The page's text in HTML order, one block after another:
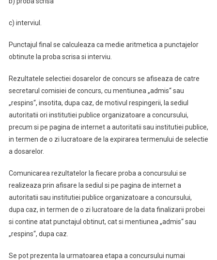
c) interviul.
Punctajul final se calculeaza ca medie aritmetica a punctajelor
obtinute la proba scrisa si interviu.
Rezultatele selectiei dosarelor de concurs se afiseaza de catre
secretarul comisiei de concurs, cu mentiunea „admis“ sau
„respins“, insotita, dupa caz, de motivul respingerii, la sediul
autoritatii ori institutiei publice organizatoare a concursului,
precum si pe pagina de internet a autoritatii sau institutiei publice,
in termen de o zi lucratoare de la expirarea termenului de selectie
a dosarelor.
Comunicarea rezultatelor la fiecare proba a concursului se
realizeaza prin afisare la sediul si pe pagina de internet a
autoritatii sau institutiei publice organizatoare a concursului,
dupa caz, in termen de o zi lucratoare de la data finalizarii probei
si contine atat punctajul obtinut, cat si mentiunea „admis“ sau
„respins“, dupa caz.
Se pot prezenta la urmatoarea etapa a concursului numai